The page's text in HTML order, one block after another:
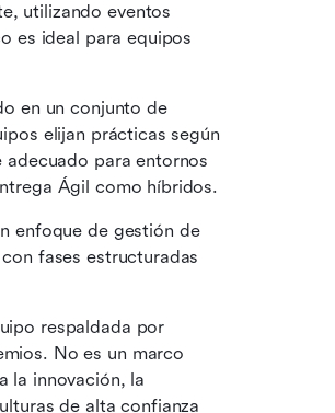
utilizando eventos
es ideal para equipos
en un conjunto de
elijan prácticas según
para entornos
Ágil como híbridos.
enfoque de gestión de
fases estructuradas
respaldada por
No es un marco
la innovación, la
de alta confianza